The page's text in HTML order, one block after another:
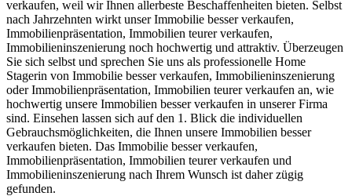
verkaufen, weil wir Ihnen allerbeste Beschaffenheiten bieten. Selbst
nach Jahrzehnten wirkt unser Immobilie besser verkaufen,
Immobilienpräsentation, Immobilien teurer verkaufen,
Immobilieninszenierung noch hochwertig und attraktiv. Überzeugen
Sie sich selbst und sprechen Sie uns als professionelle Home
Stagerin von Immobilie besser verkaufen, Immobilieninszenierung
oder Immobilienpräsentation, Immobilien teurer verkaufen an, wie
hochwertig unsere Immobilien besser verkaufen in unserer Firma
sind. Einsehen lassen sich auf den 1. Blick die individuellen
Gebrauchsmöglichkeiten, die Ihnen unsere Immobilien besser
verkaufen bieten. Das Immobilie besser verkaufen,
Immobilienpräsentation, Immobilien teurer verkaufen und
Immobilieninszenierung nach Ihrem Wunsch ist daher zügig
gefunden.